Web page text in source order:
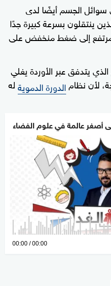
سوائل الجسم أيضًا لدى
ينتقلون بسرعة كبيرة جدًا
إلى ضغط منخفض على
يتدفق عبر الأوردة يغلي
لأن نظام الدورة الدمويةله
أصغر عالمة في علوم الفضاء
0
00:00 00:00